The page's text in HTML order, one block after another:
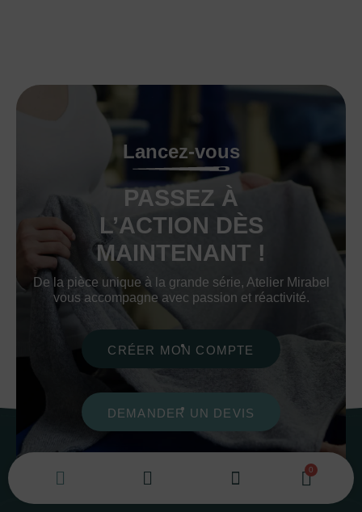
Lancez-vous
PASSEZ À
L’ACTION DÈS
MAINTENANT !
De la pièce unique à la grande série, Atelier Mirabel
vous accompagne avec passion et réactivité.
CRÉER MON COMPTE
DEMANDER UN DEVIS